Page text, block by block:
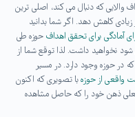
که دنبال می کند، اصلی ترین
کاهش دهد. اگر شما بدانید
آمادگی برای تحقق اهدافحوزه طی
شود نخواهید داشت. لذا توقع شما از
در حوزه وجود دارد. در مسیر
واقعی از حوزهبا تصویری که اکنون
ذهن خود را که حاصل مشاهده